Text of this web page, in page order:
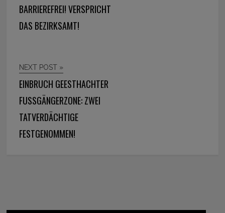
BARRIEREFREI! VERSPRICHT
DAS BEZIRKSAMT!
NEXT POST »
EINBRUCH GEESTHACHTER
FUSSGÄNGERZONE: ZWEI T
ATVERDÄCHTIGE F
ESTGENOMMEN!